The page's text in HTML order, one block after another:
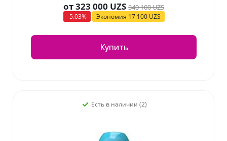
от323 000 UZS 340 100 UZS
-5.03% Экономия 17 100 UZS
Купить
Есть в наличии (2)